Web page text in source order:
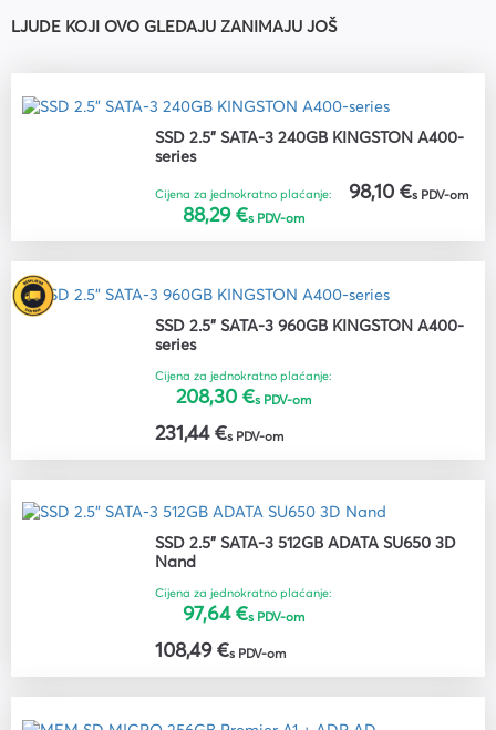
LJUDE KOJI OVO GLEDAJU ZANIMAJU JOŠ
SSD 2.5" SATA-3 240GB KINGSTON A400-
series
Cijena za jednokratno plaćanje:
88,29 €s PDV-om
98,10 €s PDV-om
SSD 2.5" SATA-3 960GB KINGSTON A400-
series
Cijena za jednokratno plaćanje:
208,30 €s PDV-om
231,44 €s PDV-om
SSD 2.5" SATA-3 512GB ADATA SU650 3D
Nand
Cijena za jednokratno plaćanje:
97,64 €s PDV-om
108,49 €s PDV-om